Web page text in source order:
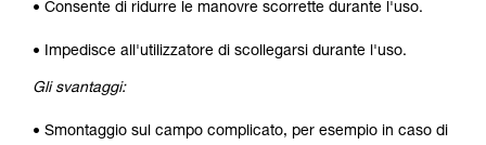
• Consente di ridurre le manovre scorrette durante l'uso.
• Impedisce all'utilizzatore di scollegarsi durante l'uso.
Gli svantaggi:
• Smontaggio sul campo complicato, per esempio in caso di